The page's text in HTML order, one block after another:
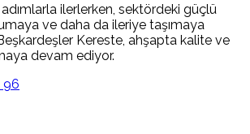
ilerlerken, sektördeki güçlü
ve daha da ileriye taşımaya
Kereste, ahşapta kalite ve
devam ediyor.
96